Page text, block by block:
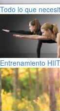
Todo lo que
Entrenamiento